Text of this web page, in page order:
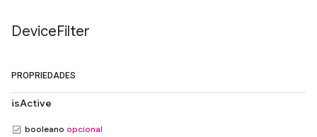
DeviceFilter
PROPRIEDADES
isActive
booleano opcional